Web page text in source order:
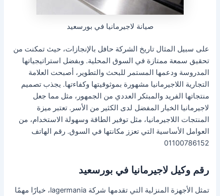
صيانة لاجيرمانيا في بورسعيد
على سبيل المثال تاريخ الشركة حافل بالإنجازات، حيث تمكنت من
تحقيق سمعة ممتازة في السوق المحلية. وبفضل استراتيجياتها
المدروسة ودعمها المستمر للبحث والتطوير، أصبحت العلامة
التجارية اللاجيرمانيا مشهورة بموثوقيتها وكفاءتها. يجذب تصميم
منتجاتها الفريد والمبتكر العددي من الجمهور، مثل مما جعل
لاجيرمانيا الخيار المفضل لدى الكثير من الأسر. تعتبر ميزة
المنتجات اللاجيرمانيا، مثل توفير الطاقة وسهولة الاستخدام، من
العوامل الأساسية التي تعزز مكانتها في السوق. رقم الهاتف
01100786152
رقم وكيل لاجيرمانيا في بورسعيد
تمثل الأجهزة المنزلية التي تقدمها شركة lagermania، خيارًا مهمًا